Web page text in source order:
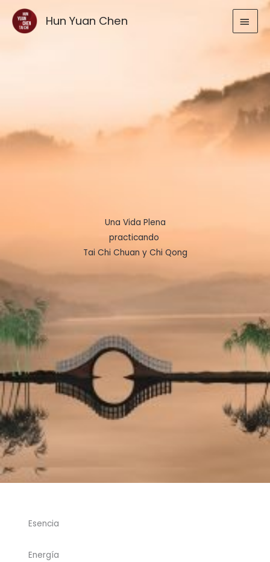
contenido
Hun Yuan Chen
Una Vida Plena
practicando
Tai Chi Chuan y Chi Qong
Esencia
Energía